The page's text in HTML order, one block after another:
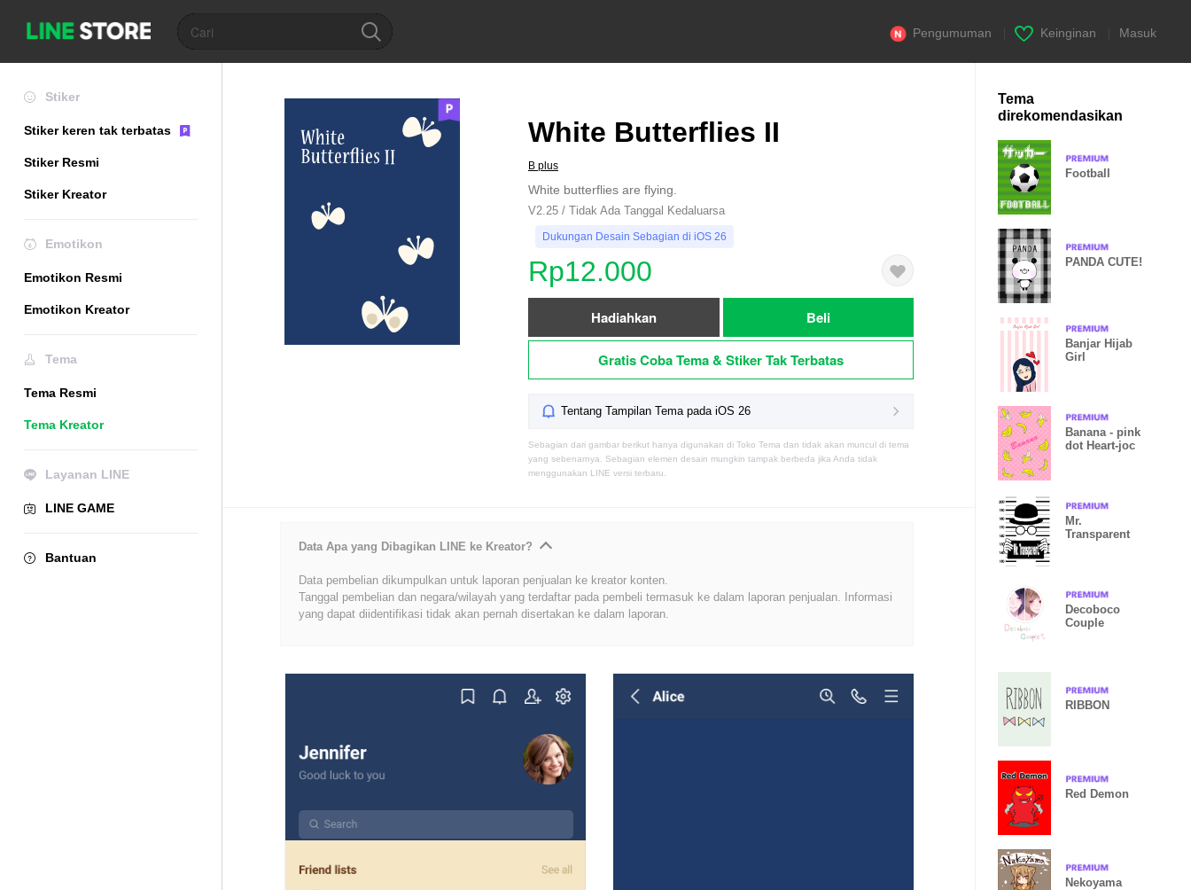
Pengumuman Keinginan Masuk
Stiker
Stiker keren tak terbatas
Stiker Resmi
Stiker Kreator
Emotikon
Emotikon Resmi
Emotikon Kreator
Tema
Tema Resmi
Tema Kreator
Layanan LINE
LINE GAME
Bantuan
White Butterflies II
B plus
White butterflies are flying.
V2.25 / Tidak Ada Tanggal Kedaluarsa
Dukungan Desain Sebagian di iOS 26
Rp12.000
Hadiahkan Beli
Gratis Coba Tema & Stiker Tak Terbatas
Tentang Tampilan Tema pada iOS 26
Sebagian dari gambar berikut hanya digunakan di Toko Tema dan tidak akan muncul di tema
yang sebenarnya. Sebagian elemen desain mungkin tampak berbeda jika Anda tidak
menggunakan LINE versi terbaru.
Data Apa yang Dibagikan LINE ke Kreator?
Data pembelian dikumpulkan untuk laporan penjualan ke kreator konten.
Tanggal pembelian dan negara/wilayah yang terdaftar pada pembeli termasuk ke dalam laporan penjualan. Informasi
yang dapat diidentifikasi tidak akan pernah disertakan ke dalam laporan.
Tema
direkomendasikan
Football
PANDA CUTE!
Banjar Hijab
Girl
Banana - pink
dot Heart-joc
Mr.
Transparent
Decoboco
Couple
RIBBON
Red Demon
Nekoyama